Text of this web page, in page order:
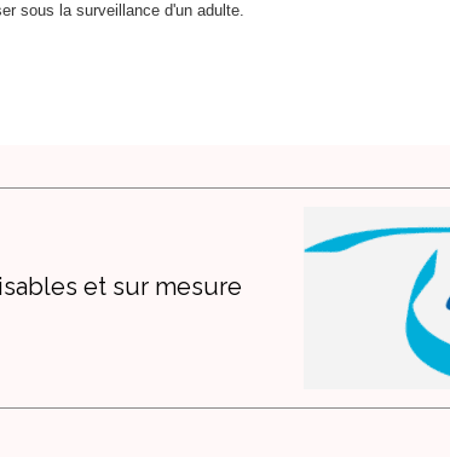
sous la surveillance d'un adulte.
et sur mesure